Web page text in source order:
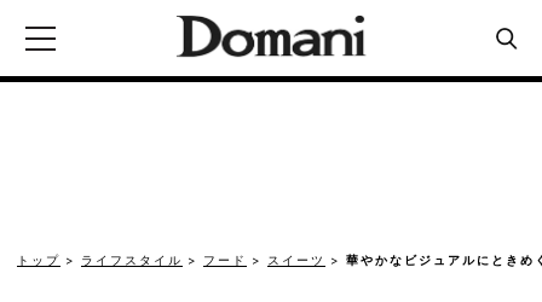
トップ ライフスタイル フード スイーツ 華やかなビジュアルにとき